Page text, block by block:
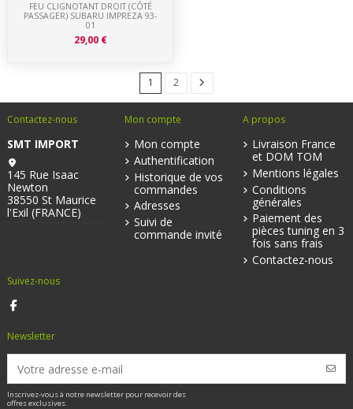
FEU CLIGNOTANT DROIT (CÔTÉ
PASSAGER) SUBARU IMPREZA 93-
01
29,00 €
1 2
Contactez-nous
SMT IMPORT
145 Rue Isaac
Newton
38550 St Maurice
l'Exil (FRANCE)
Mon compte
Mon compte
Authentification
Historique de vos
commandes
Adresses
Suivi de
commande invité
A propos
Livraison France
et DOM TOM
Mentions légales
Conditions
générales
Paiement des
pièces tuning en 3
fois sans frais
Contactez-nous
Suivez-nous
Newsletter
Inscrivez-vous à notre newsletter pour recevoir des
offres exclusives.